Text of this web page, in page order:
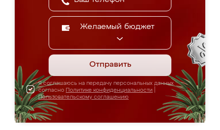
Желаемый бюджет
Отправить
Я соглашаюсь на передачу персональных данных
согласно Политике конфиденциальности
Пользовательскому соглашению